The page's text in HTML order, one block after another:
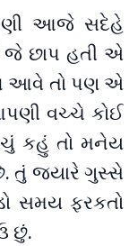
આજે સદેહે
જે છાપ હતી એ
આવે તો પણ એ
વચ્ચે કોઈ
કહું તો મનેય
છે. તું જ્યારે ગુસ્સે
સમય ફરકતો
છું.